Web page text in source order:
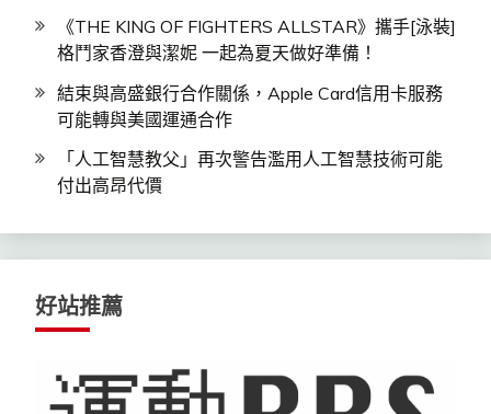
《THE KING OF FIGHTERS ALLSTAR》攜手[泳裝]
格鬥家香澄與潔妮 一起為夏天做好準備！
結束與高盛銀行合作關係，Apple Card信用卡服務
可能轉與美國運通合作
「人工智慧教父」再次警告濫用人工智慧技術可能
付出高昂代價
好站推薦